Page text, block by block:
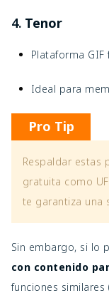
4. Tenor
Plataforma
Ideal para
Pro Tip
Respaldar estas
gratuita como
te garantiza una
Sin embargo, si lo
con contenido
funciones